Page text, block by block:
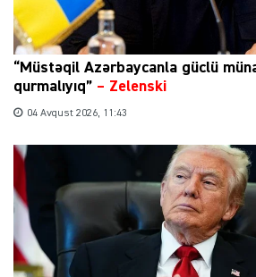
“Müstəqil Azərbaycanla güclü
qurmalıyıq” – Zelenski
04 Avqust 2026, 11:43